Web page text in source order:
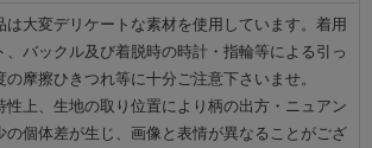
大変デリケートな素材を使用しています。着用
、バックル及び着脱時の時計・指輪等による引っ
の摩擦ひきつれ等に十分ご注意下さいませ。
上、生地の取り位置により柄の出方・ニュアン
の個体差が生じ、画像と表情が異なることがござ